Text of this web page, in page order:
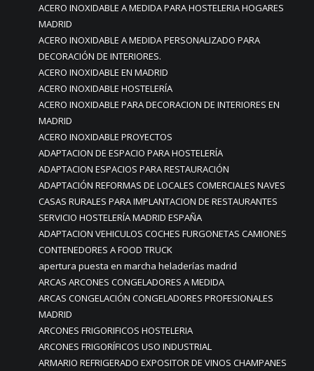
ACERO INOXIDABLE A MEDIDA PARA HOSTELERIA HOGARES
MADRID
ACERO INOXIDABLE A MEDIDA PERSONALIZADO PARA
DECORACIÓN DE INTERIORES.
ACERO INOXIDABLE EN MADRID
ACERO INOXIDABLE HOSTELERÍA
ACERO INOXIDABLE PARA DECORACION DE INTERIORES EN
MADRID
ACERO INOXIDABLE PROYECTOS
ADAPTACION DE ESPACIO PARA HOSTELERÍA
ADAPTACION ESPACIOS PARA RESTAURACIÓN
ADAPTACIÓN REFORMAS DE LOCALES COMERCIALES NAVES
CASAS RURALES PARA IMPLANTACION DE RESTAURANTES
SERVICIO HOSTELERÍA MADRID ESPAÑA
ADAPTACION VEHICULOS COCHES FURGONETAS CAMIONES
CONTENEDORES A FOOD TRUCK
apertura puesta en marcha heladerías madrid
ARCAS ARCONES CONGELADORES A MEDIDA
ARCAS CONGELACIÓN CONGELADORES PROFESIONALES
MADRID
ARCONES FRIGORIFICOS HOSTELERIA
ARCONES FRIGORÍFICOS USO INDUSTRIAL
ARMARIO REFRIGERADO EXPOSITOR DE VINOS CHAMPANES